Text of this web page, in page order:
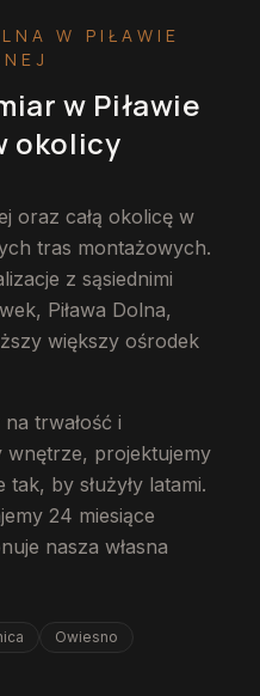
W PIŁAWIE
w Piławie
okolicy
oraz całą okolicę w
tras montażowych.
z sąsiednimi
Piława Dolna,
większy ośrodek
trwałość i
projektujemy
by służyły latami.
24 miesiące
nasza własna
Owiesno